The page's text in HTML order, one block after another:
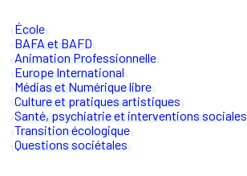
École
BAFA et BAFD
Animation Professionnelle
Europe International
Médias et Numérique libre
Culture et pratiques artistiques
Santé, psychiatrie et interventions sociales
Transition écologique
Questions sociétales